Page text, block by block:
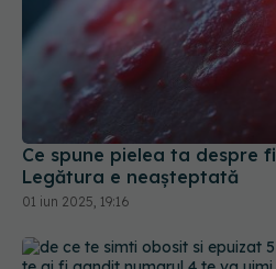
Ce spune pielea ta despre
Legătura e neașteptată
01 iun 2025, 19:16